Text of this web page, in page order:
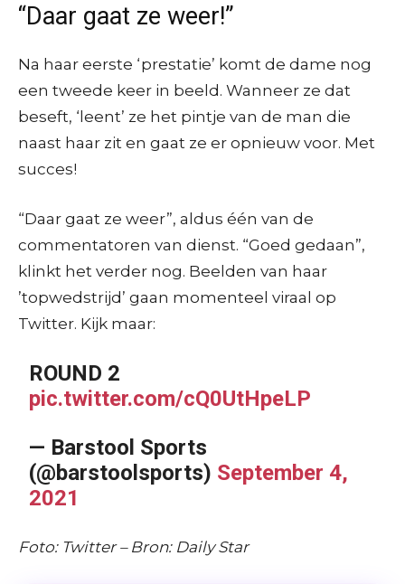
“Daar gaat ze weer!”
Na haar eerste ‘prestatie’ komt de dame nog
een tweede keer in beeld. Wanneer ze dat
beseft, ‘leent’ ze het pintje van de man die
naast haar zit en gaat ze er opnieuw voor. Met
succes!
“Daar gaat ze weer”, aldus één van de
commentatoren van dienst. “Goed gedaan”,
klinkt het verder nog. Beelden van haar
’topwedstrijd’ gaan momenteel viraal op
Twitter. Kijk maar:
ROUND 2
pic.twitter.com/cQ0UtHpeLP
— Barstool Sports
(@barstoolsports) September 4,
2021
Foto: Twitter – Bron: Daily Star